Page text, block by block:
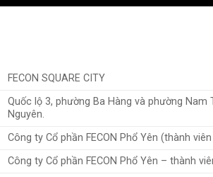
FECON SQUARE CITY
Quốc lộ 3, phường Ba Hàng và phường
Nguyên.
Công ty Cổ phần FECON Phổ Yên (thành
Công ty Cổ phần FECON Phổ Yên – thành